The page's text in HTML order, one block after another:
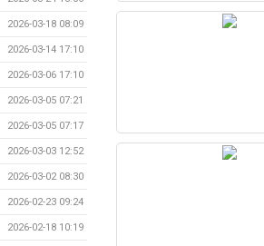
2026-03-18 08:09
2026-03-14 17:10
2026-03-06 17:10
2026-03-05 07:21
2026-03-05 07:17
2026-03-03 12:52
2026-03-02 08:30
2026-02-23 09:24
2026-02-18 10:19